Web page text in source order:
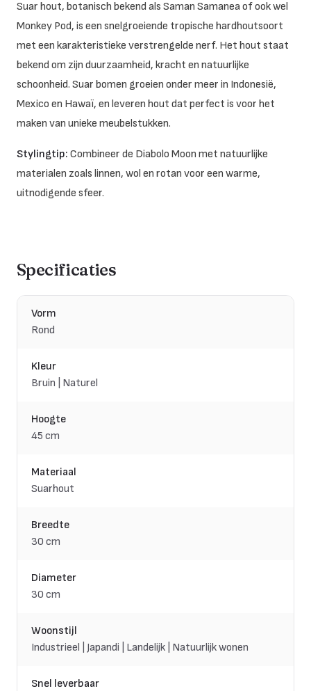
Suar hout, botanisch bekend als Saman Samaneaof ook wel
Monkey Pod, is een snelgroeiende tropische hardhoutsoort
met een karakteristieke verstrengelde nerf. Het hout staat
bekend om zijn duurzaamheid, kracht en natuurlijke
schoonheid. Suar bomen groeien onder meer in Indonesië,
Mexico en Hawaï, en leveren hout dat perfect is voor het
maken van unieke meubelstukken.
Stylingtip: Combineer de Diabolo Moon met natuurlijke
materialen zoals linnen, wol en rotan voor een warme,
uitnodigende sfeer.
Specificaties
Vorm
Rond
Kleur
Bruin | Naturel
Hoogte
45 cm
Materiaal
Suarhout
Breedte
30 cm
Diameter
30 cm
Woonstijl
Industrieel | Japandi | Landelijk | Natuurlijk wonen
Snel leverbaar